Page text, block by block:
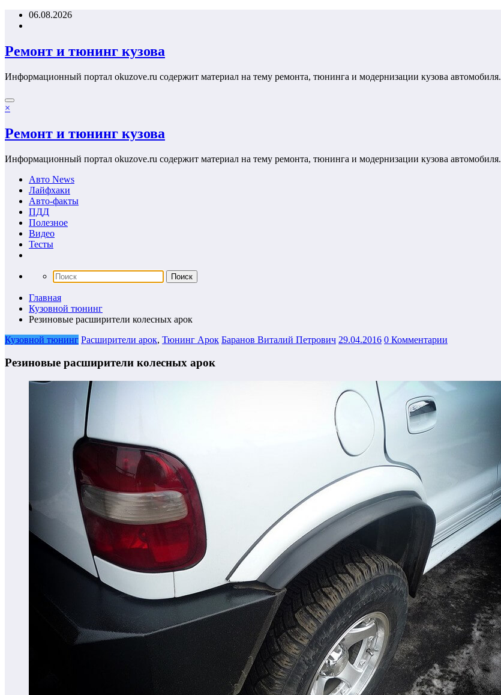
Перейти06.08.2026
Ремонт и тюнинг кузова
Информационный портал okuzove.ru содержит материал на тему ремонта, тюнинга и модернизации кузова автомобиля.
×
Ремонт и тюнинг кузова
Информационный портал okuzove.ru содержит материал на тему ремонта, тюнинга и модернизации кузова автомобиля.
Авто News
Лайфхаки
Авто-факты
ПДД
Полезное
Видео
Тесты
Главная
Кузовной тюнинг
Резиновые расширители колесных арок
Кузовной тюнинг Расширители арок, Тюнинг Арок Баранов Виталий Петрович 29.04.2016 0 Комментарии
Резиновые расширители колесных арок